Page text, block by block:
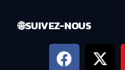
🌐 SUIVEZ-NOUS